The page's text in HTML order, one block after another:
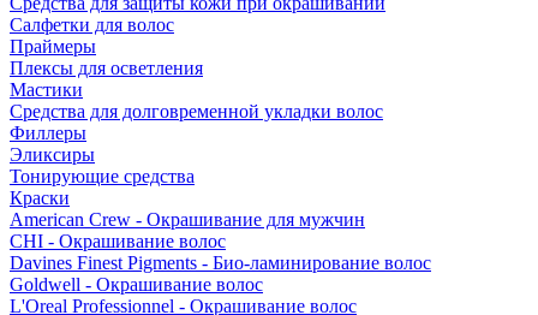
Салфетки для волос
Праймеры
Плексы для осветления
Мастики
Средства для долговременной укладки волос
Филлеры
Эликсиры
Тонирующие средства
Краски
American Crew - Окрашивание для мужчин
CHI - Окрашивание волос
Davines Finest Pigments - Био-ламинирование волос
Goldwell - Окрашивание волос
L'Oreal Professionnel - Окрашивание волос